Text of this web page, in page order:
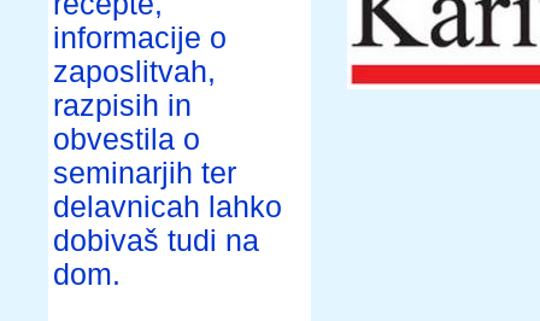
informacije o
zaposlitvah,
razpisih in
obvestila o
seminarjih ter
delavnicah lahko
dobivaš tudi na
dom.